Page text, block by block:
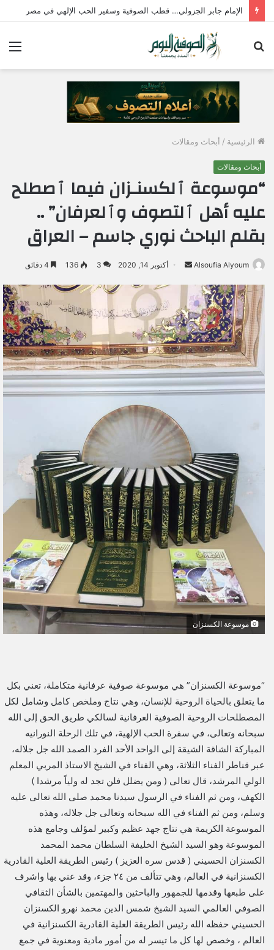
الإمام جابر الجزولي… قطب الصوفية وسفير الحب الإلهي في مصر
الرئيسية / أبحاث ومقالات
أبحاث ومقالات
“موسوعة ﭐلكسنـزان فيما ﭐصطلح
عليه أهل ﭐلتصوف وﭐلعرفان” ..
بقلم الباحث نوري جاسم – العراق
Alsoufia Alyoum
ل
ب
ر
ي
د
ا
إ
ك
و
ن
ي
أكتوبر 14, 2020 3
136
موسوعة الكسنزان
“موسوعة الكسنزان” هي موسوعة صوفية عرفانية متكاملة، تعني بكل
ما يتعلق بالحياة الروحية للإنسان، وهي نتاج وملخص كامل وشامل لكل
المصطلحات الروحية الصوفية العرفانية لسالكي طريق الحق إلى الله
سبحانه وتعالى، في سفرة الحب الإلهية، في تلك الرحلة النورانيه
المباركة الشاقة الشيقة إلى الواحد الأحد الفرد الصمد الله جل جلاله،
عبر قناطر الفناء الثلاثة، وهي الفناء في الشيخ الاستاذ المربي المعلم
الولي المرشد، قال تعالى ( ومن يضلل فلن تجد له ولياً مرشدا )
الكهف، ومن ثم الفناء في الرسول سيدنا محمد صلى الله تعالى عليه
وسلم، ومن ثم الفناء في الله سبحانه وتعالى جل جلاله، وهذه
الموسوعة الكريمة هي نتاج جهد عظيم وكبير لمؤلف وجامع هذه
الموسوعة وهو السيد الشيخ الخليفة السلطان محمد المحمد
الكسنزان الحسيني ( قدس سره العزيز ) رئيس الطريقة العلية القادرية
الكسنزانية في العالم، وهي تتألف من ٢٤ جزء، وقد عني بها واشرف
على طبعها وقدمها للجمهور والباحثين والمهتمين بالشأن الثقافي
الصوفي العالمي السيد الشيخ شمس الدين محمد نهرو الكسنزان
الحسيني حفظه الله رئيس الطريقة العلية القادرية الكسنزانية في
العالم ، وخصص لها كل ما تيسر له من أمور مادية ومعنوية في جمع